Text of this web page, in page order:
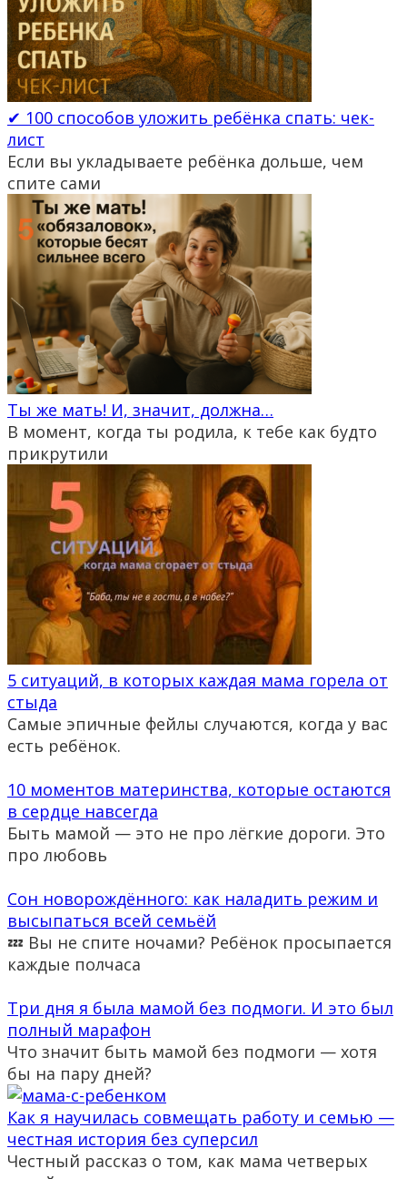
✔ 100 способов уложить ребёнка спать: чек-
лист
Если вы укладываете ребёнка дольше, чем
спите сами
Ты же мать! И, значит, должна…
В момент, когда ты родила, к тебе как будто
прикрутили
5 ситуаций, в которых каждая мама горела от
стыда
Самые эпичные фейлы случаются, когда у вас
есть ребёнок.
10 моментов материнства, которые остаются
в сердце навсегда
Быть мамой — это не про лёгкие дороги. Это
про любовь
Сон новорождённого: как наладить режим и
высыпаться всей семьёй
💤 Вы не спите ночами? Ребёнок просыпается
каждые полчаса
Три дня я была мамой без подмоги. И это был
полный марафон
Что значит быть мамой без подмоги — хотя
бы на пару дней?
Как я научилась совмещать работу и семью —
честная история без суперсил
Честный рассказ о том, как мама четверых